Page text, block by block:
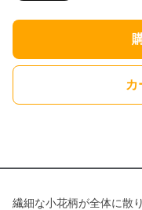
カ
繊細な小花柄が全体に散